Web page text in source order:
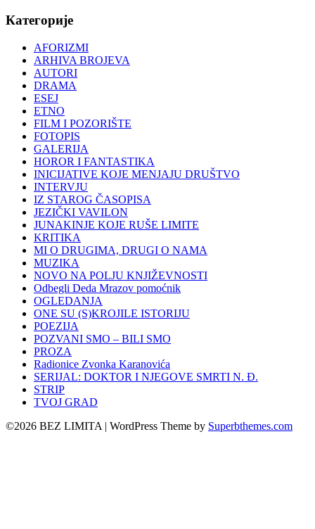
Категорије
AFORIZMI
ARHIVA BROJEVA
AUTORI
DRAMA
ESEJ
ETNO
FILM I POZORIŠTE
FOTOPIS
GALERIJA
HOROR I FANTASTIKA
INICIJATIVE KOJE MENJAJU DRUŠTVO
INTERVJU
IZ STAROG ČASOPISA
JEZIČKI VAVILON
JUNAKINJE KOJE RUŠE LIMITE
KRITIKA
MI O DRUGIMA, DRUGI O NAMA
MUZIKA
NOVO NA POLJU KNJIŽEVNOSTI
Odbegli Deda Mrazov pomoćnik
OGLEDANJA
ONE SU (S)KROJILE ISTORIJU
POEZIJA
POZVANI SMO – BILI SMO
PROZA
Radionice Zvonka Karanovića
SERIJAL: DOKTOR I NJEGOVE SMRTI N. Đ.
STRIP
TVOJ GRAD
©2026 BEZ LIMITA | WordPress Theme by Superbthemes.com